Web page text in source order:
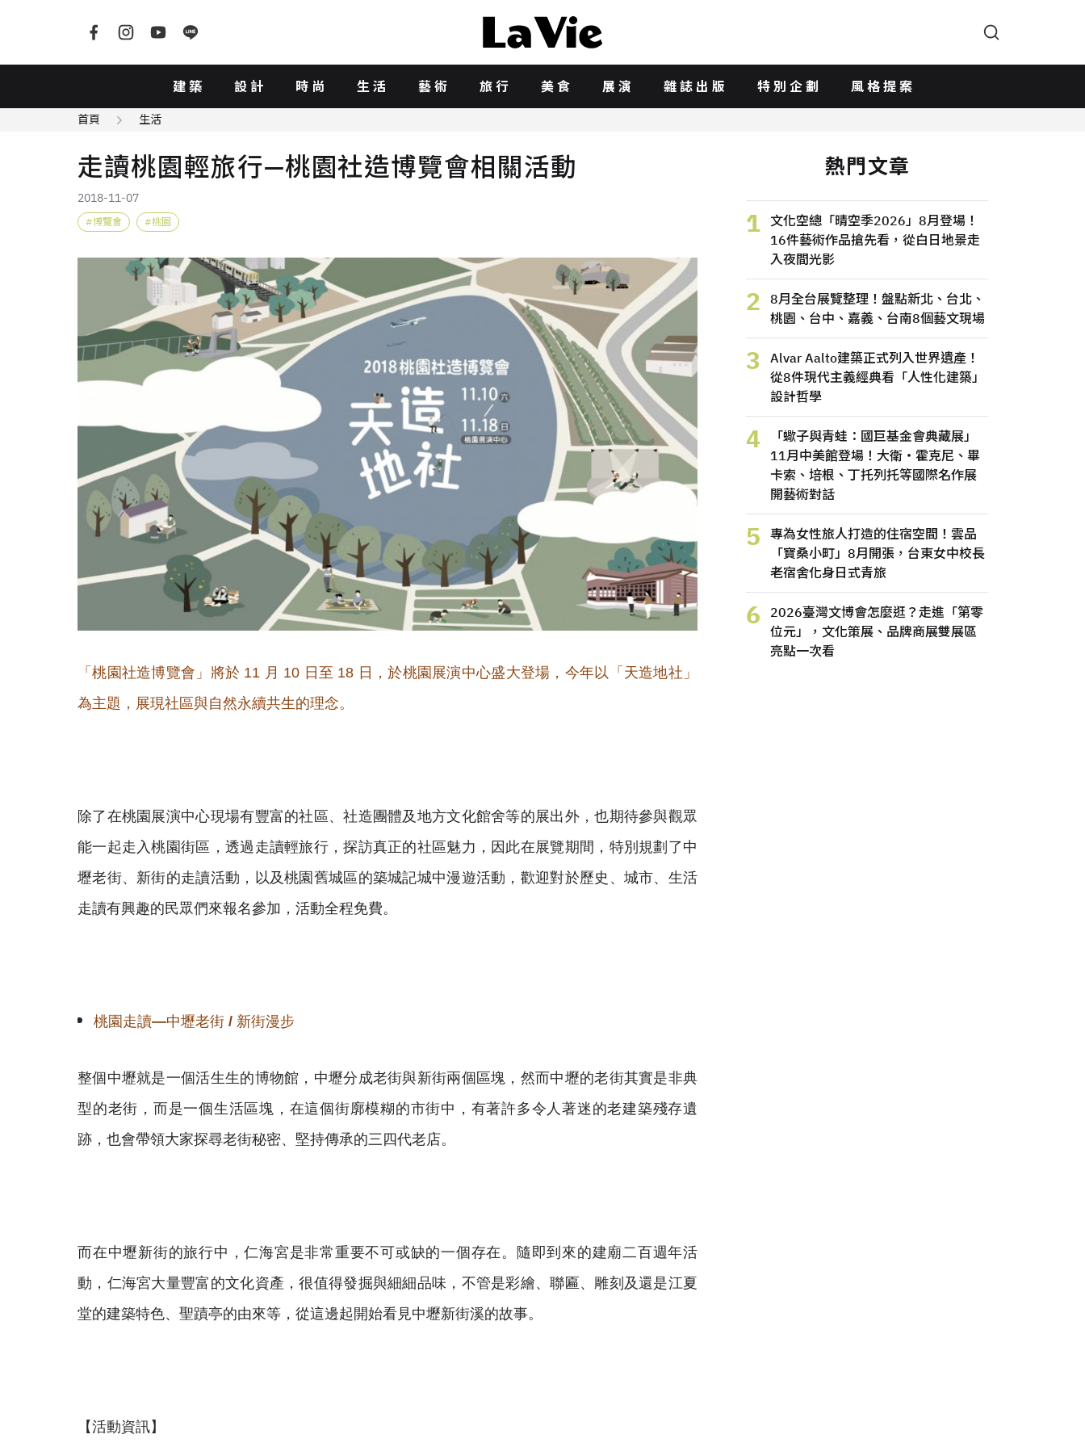
建築 設計 時尚 生活 藝術 旅行 美食 展演 雜誌出版 特別企劃 風格提案
首頁 生活
走讀桃園輕旅行—桃園社造博覽會相關活動
2018-11-07
博覽會 桃園
「桃園社造博覽會」將於 11 月 10 日至 18 日，於桃園展演中心盛大登場，今年以「天造地社」
為主題，展現社區與自然永續共生的理念。
除了在桃園展演中心現場有豐富的社區、社造團體及地方文化館舍等的展出外，也期待參與觀眾
能一起走入桃園街區，透過走讀輕旅行，探訪真正的社區魅力，因此在展覽期間，特別規劃了中
壢老街、新街的走讀活動，以及桃園舊城區的築城記城中漫遊活動，歡迎對於歷史、城市、生活
走讀有興趣的民眾們來報名參加，活動全程免費。
桃園走讀—中壢老街 / 新街漫步
整個中壢就是一個活生生的博物館，中壢分成老街與新街兩個區塊，然而中壢的老街其實是非典
型的老街，而是一個生活區塊，在這個街廓模糊的市街中，有著許多令人著迷的老建築殘存遺
跡，也會帶領大家探尋老街秘密、堅持傳承的三四代老店。
而在中壢新街的旅行中，仁海宮是非常重要不可或缺的一個存在。隨即到來的建廟二百週年活
動，仁海宮大量豐富的文化資產，很值得發掘與細細品味，不管是彩繪、聯匾、雕刻及還是江夏
堂的建築特色、聖蹟亭的由來等，從這邊起開始看見中壢新街溪的故事。
【活動資訊】
熱門文章
1
文化空總「晴空季2026」8月登場！
16件藝術作品搶先看，從白日地景走
入夜間光影
2
8月全台展覽整理！盤點新北、台北、
桃園、台中、嘉義、台南8個藝文現場
3
Alvar Aalto建築正式列入世界遺產！
從8件現代主義經典看「人性化建築」
設計哲學
4
「蠍子與青蛙：國巨基金會典藏展」
11月中美館登場！大衛・霍克尼、畢
卡索、培根、丁托列托等國際名作展
開藝術對話
5
專為女性旅人打造的住宿空間！雲品
「寶桑小町」8月開張，台東女中校長
老宿舍化身日式青旅
6
2026臺灣文博會怎麼逛？走進「第零
位元」，文化策展、品牌商展雙展區
亮點一次看